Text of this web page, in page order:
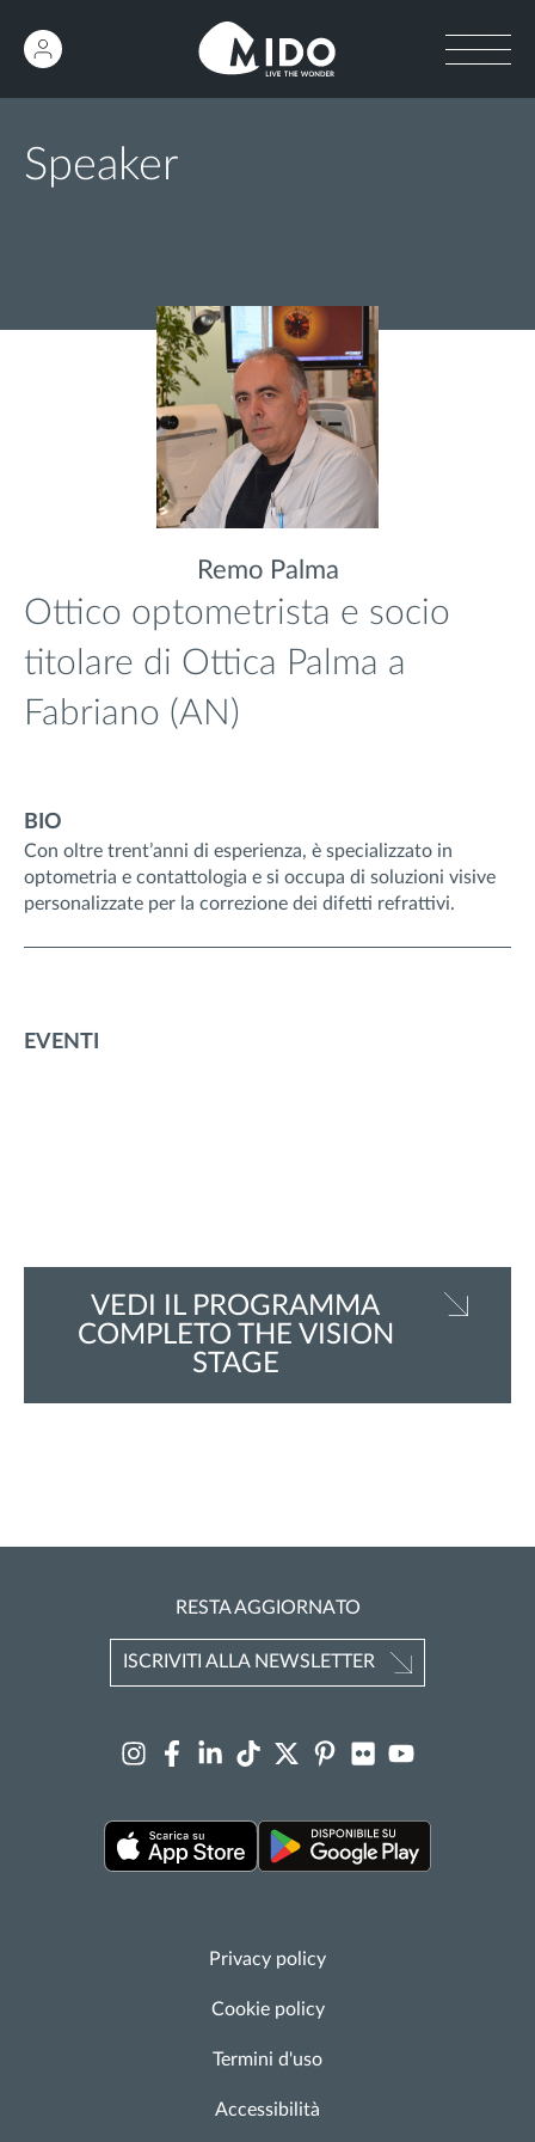
Speaker
Remo Palma
Ottico optometrista e socio
titolare di Ottica Palma a
Fabriano (AN)
BIO
Con oltre trent’anni di esperienza, è specializzato in
optometria e contattologia e si occupa di soluzioni visive
personalizzate per la correzione dei difetti refrattivi.
EVENTI
VEDI IL PROGRAMMA
COMPLETO THE VISION
STAGE
RESTA AGGIORNATO
ISCRIVITI ALLA NEWSLETTER
Privacy policy
Cookie policy
Termini d'uso
Accessibilità